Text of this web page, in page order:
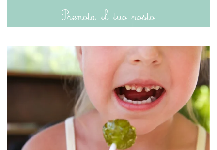
Prenota il tuo posto